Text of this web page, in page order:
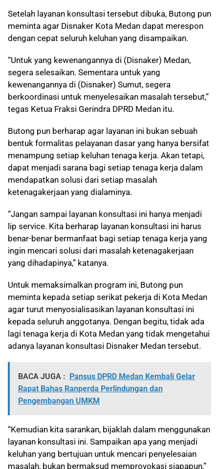
Setelah layanan konsultasi tersebut dibuka, Butong pun
meminta agar Disnaker Kota Medan dapat merespon
dengan cepat seluruh keluhan yang disampaikan.
“Untuk yang kewenangannya di (Disnaker) Medan,
segera selesaikan. Sementara untuk yang
kewenangannya di (Disnaker) Sumut, segera
berkoordinasi untuk menyelesaikan masalah tersebut,”
tegas Ketua Fraksi Gerindra DPRD Medan itu.
Butong pun berharap agar layanan ini bukan sebuah
bentuk formalitas pelayanan dasar yang hanya bersifat
menampung setiap keluhan tenaga kerja. Akan tetapi,
dapat menjadi sarana bagi setiap tenaga kerja dalam
mendapatkan solusi dari setiap masalah
ketenagakerjaan yang dialaminya.
“Jangan sampai layanan konsultasi ini hanya menjadi
lip service. Kita berharap layanan konsultasi ini harus
benar-benar bermanfaat bagi setiap tenaga kerja yang
ingin mencari solusi dari masalah ketenagakerjaan
yang dihadapinya,” katanya.
Untuk memaksimalkan program ini, Butong pun
meminta kepada setiap serikat pekerja di Kota Medan
agar turut menyosialisasikan layanan konsultasi ini
kepada seluruh anggotanya. Dengan begitu, tidak ada
lagi tenaga kerja di Kota Medan yang tidak mengetahui
adanya layanan konsultasi Disnaker Medan tersebut.
BACA JUGA : Pansus DPRD Medan Kembali Gelar
Rapat Bahas Ranperda Perlindungan dan
Pengembangan UMKM
“Kemudian kita sarankan, bijaklah dalam menggunakan
layanan konsultasi ini. Sampaikan apa yang menjadi
keluhan yang bertujuan untuk mencari penyelesaian
masalah, bukan bermaksud memprovokasi siapapun,”